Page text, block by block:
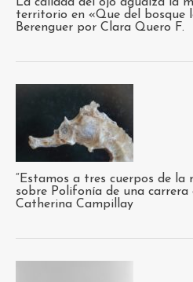
territorio en «Que del bosque
Berenguer por Clara Quero F.
“Estamos a tres cuerpos de la
sobre Polifonía de una
Catherina Campillay